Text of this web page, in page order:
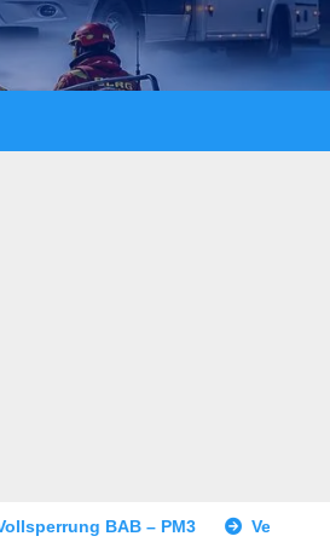
Versuchtes Tötungsdelikt in